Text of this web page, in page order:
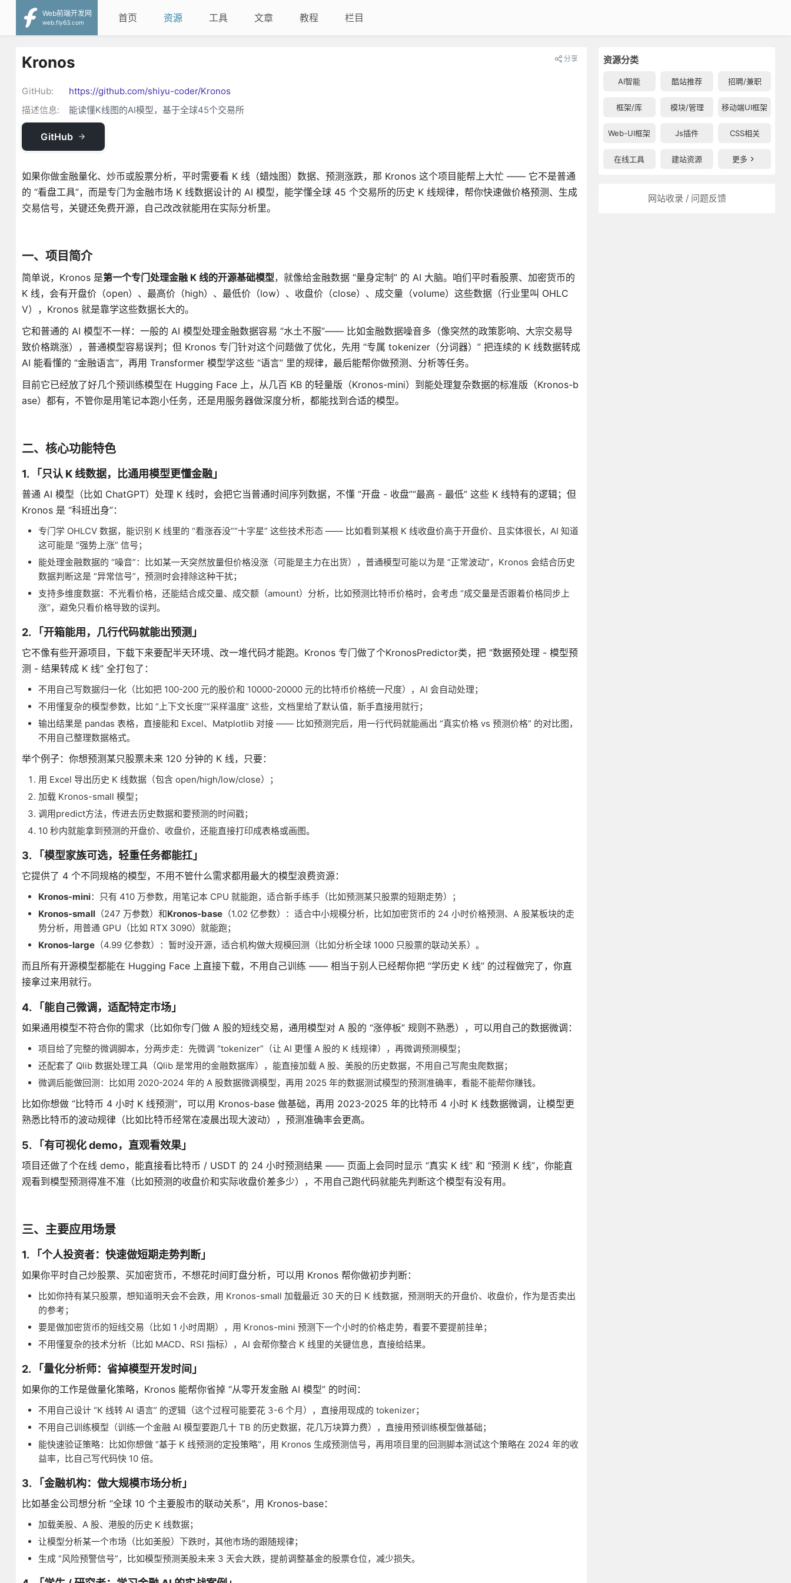
Web前端开发网
web.fly63.com
首页 资源 工具 文章 教程 栏目
资源分类
AI智能 酷站推荐 招聘/兼职
框架/库 模块/管理 移动端UI框架
Web-UI框架 Js插件 CSS相关
在线工具 建站资源 更多
网站收录 / 问题反馈
Kronos 分享
GitHub:
https://github.com/shiyu-coder/Kronos
描述信息:
能读懂K线图的AI模型，基于全球45个交易所
GitHub
如果你做金融量化、炒币或股票分析，平时需要看 K 线（蜡烛图）数据、预测涨跌，那 Kronos 这个项目能帮上大忙 —— 它不是普通
的 “看盘工具”，而是专门为金融市场 K 线数据设计的 AI 模型，能学懂全球 45 个交易所的历史 K 线规律，帮你快速做价格预测、生成
交易信号，关键还免费开源，自己改改就能用在实际分析里。
一、项目简介
简单说，Kronos 是第一个专门处理金融 K 线的开源基础模型，就像给金融数据 “量身定制” 的 AI 大脑。咱们平时看股票、加密货币的
K 线，会有开盘价（open）、最高价（high）、最低价（low）、收盘价（close）、成交量（volume）这些数据（行业里叫 OHLC
V），Kronos 就是靠学这些数据长大的。
它和普通的 AI 模型不一样：一般的 AI 模型处理金融数据容易 “水土不服”—— 比如金融数据噪音多（像突然的政策影响、大宗交易导
致价格跳涨），普通模型容易误判；但 Kronos 专门针对这个问题做了优化，先用 “专属 tokenizer（分词器）” 把连续的 K 线数据转成
AI 能看懂的 “金融语言”，再用 Transformer 模型学这些 “语言” 里的规律，最后能帮你做预测、分析等任务。
目前它已经放了好几个预训练模型在 Hugging Face 上，从几百 KB 的轻量版（Kronos-mini）到能处理复杂数据的标准版（Kronos-b
ase）都有，不管你是用笔记本跑小任务，还是用服务器做深度分析，都能找到合适的模型。
二、核心功能特色
1. 「只认 K 线数据，比通用模型更懂金融」
普通 AI 模型（比如 ChatGPT）处理 K 线时，会把它当普通时间序列数据，不懂 “开盘 - 收盘”“最高 - 最低” 这些 K 线特有的逻辑；但
Kronos 是 “科班出身”：
专门学 OHLCV 数据，能识别 K 线里的 “看涨吞没”“十字星” 这些技术形态 —— 比如看到某根 K 线收盘价高于开盘价、且实体很长，AI 知道
这可能是 “强势上涨” 信号；
能处理金融数据的 “噪音”：比如某一天突然放量但价格没涨（可能是主力在出货），普通模型可能以为是 “正常波动”，Kronos 会结合历史
数据判断这是 “异常信号”，预测时会排除这种干扰；
支持多维度数据：不光看价格，还能结合成交量、成交额（amount）分析，比如预测比特币价格时，会考虑 “成交量是否跟着价格同步上
涨”，避免只看价格导致的误判。
2. 「开箱能用，几行代码就能出预测」
它不像有些开源项目，下载下来要配半天环境、改一堆代码才能跑。Kronos 专门做了个KronosPredictor类，把 “数据预处理 - 模型预
测 - 结果转成 K 线” 全打包了：
不用自己写数据归一化（比如把 100-200 元的股价和 10000-20000 元的比特币价格统一尺度），AI 会自动处理；
不用懂复杂的模型参数，比如 “上下文长度”“采样温度” 这些，文档里给了默认值，新手直接用就行；
输出结果是 pandas 表格，直接能和 Excel、Matplotlib 对接 —— 比如预测完后，用一行代码就能画出 “真实价格 vs 预测价格” 的对比图，
不用自己整理数据格式。
举个例子：你想预测某只股票未来 120 分钟的 K 线，只要：
用 Excel 导出历史 K 线数据（包含 open/high/low/close）；
加载 Kronos-small 模型；
调用predict方法，传进去历史数据和要预测的时间戳；
10 秒内就能拿到预测的开盘价、收盘价，还能直接打印成表格或画图。
3. 「模型家族可选，轻重任务都能扛」
它提供了 4 个不同规格的模型，不用不管什么需求都用最大的模型浪费资源：
Kronos-mini：只有 410 万参数，用笔记本 CPU 就能跑，适合新手练手（比如预测某只股票的短期走势）；
Kronos-small（247 万参数）和Kronos-base（1.02 亿参数）：适合中小规模分析，比如加密货币的 24 小时价格预测、A 股某板块的走
势分析，用普通 GPU（比如 RTX 3090）就能跑；
Kronos-large（4.99 亿参数）：暂时没开源，适合机构做大规模回测（比如分析全球 1000 只股票的联动关系）。
而且所有开源模型都能在 Hugging Face 上直接下载，不用自己训练 —— 相当于别人已经帮你把 “学历史 K 线” 的过程做完了，你直
接拿过来用就行。
4. 「能自己微调，适配特定市场」
如果通用模型不符合你的需求（比如你专门做 A 股的短线交易，通用模型对 A 股的 “涨停板” 规则不熟悉），可以用自己的数据微调：
项目给了完整的微调脚本，分两步走：先微调 “tokenizer”（让 AI 更懂 A 股的 K 线规律），再微调预测模型；
还配套了 Qlib 数据处理工具（Qlib 是常用的金融数据库），能直接加载 A 股、美股的历史数据，不用自己写爬虫爬数据；
微调后能做回测：比如用 2020-2024 年的 A 股数据微调模型，再用 2025 年的数据测试模型的预测准确率，看能不能帮你赚钱。
比如你想做 “比特币 4 小时 K 线预测”，可以用 Kronos-base 做基础，再用 2023-2025 年的比特币 4 小时 K 线数据微调，让模型更
熟悉比特币的波动规律（比如比特币经常在凌晨出现大波动），预测准确率会更高。
5. 「有可视化 demo，直观看效果」
项目还做了个在线 demo，能直接看比特币 / USDT 的 24 小时预测结果 —— 页面上会同时显示 “真实 K 线” 和 “预测 K 线”，你能直
观看到模型预测得准不准（比如预测的收盘价和实际收盘价差多少），不用自己跑代码就能先判断这个模型有没有用。
三、主要应用场景
1. 「个人投资者：快速做短期走势判断」
如果你平时自己炒股票、买加密货币，不想花时间盯盘分析，可以用 Kronos 帮你做初步判断：
比如你持有某只股票，想知道明天会不会跌，用 Kronos-small 加载最近 30 天的日 K 线数据，预测明天的开盘价、收盘价，作为是否卖出
的参考；
要是做加密货币的短线交易（比如 1 小时周期），用 Kronos-mini 预测下一个小时的价格走势，看要不要提前挂单；
不用懂复杂的技术分析（比如 MACD、RSI 指标），AI 会帮你整合 K 线里的关键信息，直接给结果。
2. 「量化分析师：省掉模型开发时间」
如果你的工作是做量化策略，Kronos 能帮你省掉 “从零开发金融 AI 模型” 的时间：
不用自己设计 “K 线转 AI 语言” 的逻辑（这个过程可能要花 3-6 个月），直接用现成的 tokenizer；
不用自己训练模型（训练一个金融 AI 模型要跑几十 TB 的历史数据，花几万块算力费），直接用预训练模型做基础；
能快速验证策略：比如你想做 “基于 K 线预测的定投策略”，用 Kronos 生成预测信号，再用项目里的回测脚本测试这个策略在 2024 年的收
益率，比自己写代码快 10 倍。
3. 「金融机构：做大规模市场分析」
比如基金公司想分析 “全球 10 个主要股市的联动关系”，用 Kronos-base：
加载美股、A 股、港股的历史 K 线数据；
让模型分析某一个市场（比如美股）下跌时，其他市场的跟随规律；
生成 “风险预警信号”，比如模型预测美股未来 3 天会大跌，提前调整基金的股票仓位，减少损失。